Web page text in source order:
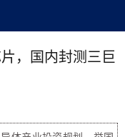
，国内封测三巨